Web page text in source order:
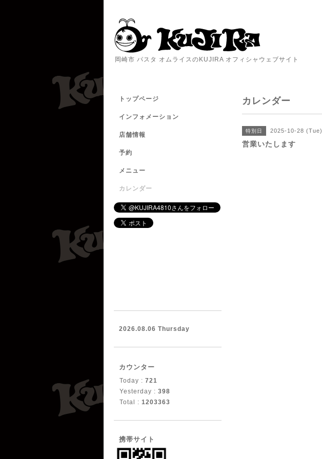
岡崎市 パスタ オムライスのKUJIRA オフィシャウェブサイト
カレンダー
特別日 2025-10-28 (Tue)
営業いたします
トップページ
インフォメーション
店舗情報
予約
メニュー
カレンダー
2026.08.06 Thursday
カウンター
Today : 721
Yesterday : 398
Total : 1203363
携帯サイト